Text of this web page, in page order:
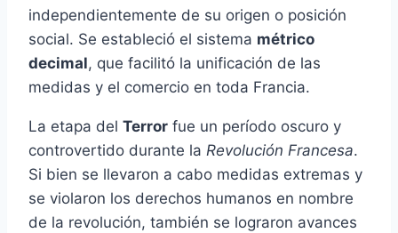
independientemente de su origen o posición
social. Se estableció el sistema métrico
decimal, que facilitó la unificación de las
medidas y el comercio en toda Francia.
La etapa del Terror fue un período oscuro y
controvertido durante la Revolución Francesa.
Si bien se llevaron a cabo medidas extremas y
se violaron los derechos humanos en nombre
de la revolución, también se lograron avances